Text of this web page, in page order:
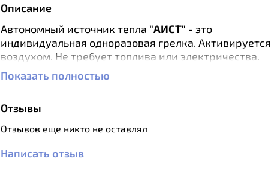
Описание
Автономный источник тепла "АИСТ" - это
индивидуальная одноразовая грелка. Активируется
воздухом. Не требует топлива или электричества.
Используется для локального обогрева и
профилактики переохлаждения человека в качестве
Способ применения:Перед применением
температура грелки должна быть выше 0 град.
Полный нагрев происходит за 10-20 минут. При
Показать полностью
Отзывы
Отзывов еще никто не оставлял
Написать отзыв